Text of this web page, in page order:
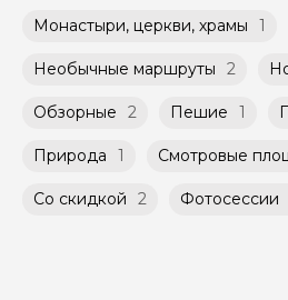
Способы оплаты на сайте:
российского банка
не более 10 человек)
Монастыри, церкви, храмы 1
Необычные маршруты 2
Обзорные 2 Пешие 1
Природа 1 Смотровые
Со скидкой 2 Фотосессии